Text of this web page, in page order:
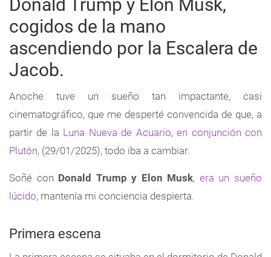
Donald Trump y Elon Musk,
cogidos de la mano
ascendiendo por la Escalera de
Jacob.
Anoche tuve un sueño tan impactante, casi
cinematográfico, que me desperté convencida de que, a
partir de la Luna Nueva de Acuario, en conjunción con
Plutón, (29/01/2025), todo iba a cambiar.
Soñé con Donald Trump y Elon Musk, era un sueño
lúcido, mantenía mi conciencia despierta.
Primera escena